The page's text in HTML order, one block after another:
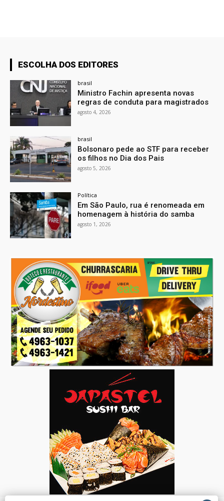
ESCOLHA DOS EDITORES
brasil
Ministro Fachin apresenta novas
regras de conduta para magistrados
agosto 4, 2026
brasil
Bolsonaro pede ao STF para receber
os filhos no Dia dos Pais
agosto 5, 2026
Política
Em São Paulo, rua é renomeada em
homenagem à história do samba
agosto 1, 2026